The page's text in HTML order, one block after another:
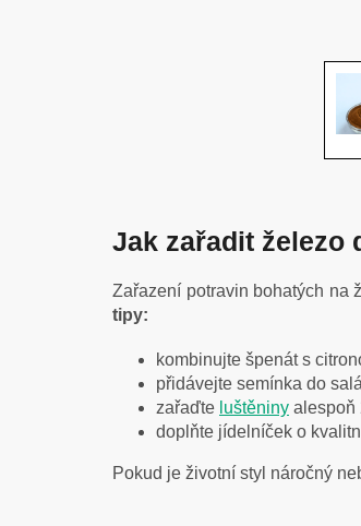
Jak zařadit železo
Zařazení potravin bohatých na
tipy:
kombinujte špenát s
přidávejte semínka do
zařaďte luštěniny alespoň
doplňte jídelníček o
Pokud je životní styl náročný